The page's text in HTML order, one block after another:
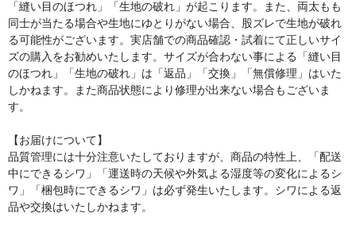
「縫い目のほつれ」「生地の破れ」が起こります。また、両太もも
同士が当たる場合や生地にゆとりがない場合、股ズレで生地が破れ
る可能性がございます。実店舗での商品確認・試着にて正しいサイ
ズの購入をお勧めいたします。サイズが合わない事による「縫い目
のほつれ」「生地の破れ」は「返品」「交換」「無償修理」はいた
しかねます。また商品状態により修理が出来ない場合もございま
す。
【お届けについて】
品質管理には十分注意いたしておりますが、商品の特性上、「配送
中にできるシワ」「運送時の天候や外気よる湿度等の変化によるシ
ワ」「梱包時にできるシワ」は必ず発生いたします。シワによる返
品や交換はいたしかねます。